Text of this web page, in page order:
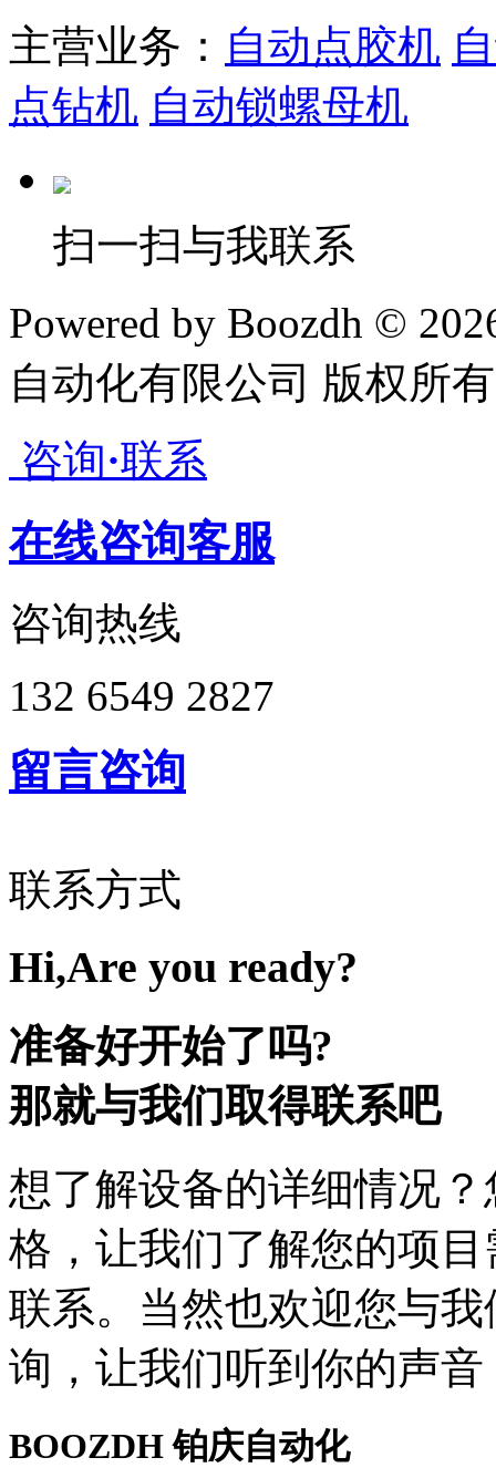
主营业务： 自动点胶机
点钻机 自动锁螺母机
扫一扫与我联系
Powered by Boozdh ©
自动化有限公司 版权所
咨询·联系
在线咨询客服
咨询热线
132 6549 2827
留言咨询
联系方式
Hi,Are you ready?
准备好开始了吗?
那就与我们取得联系吧
想了解设备的详细情况
格，让我们了解您的项
联系。当然也欢迎您与
询，让我们听到你的声音
BOOZDH铂庆自动化